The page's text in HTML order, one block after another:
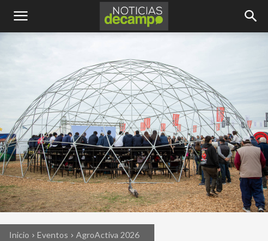
Inicio Eventos AgroActiva 2026